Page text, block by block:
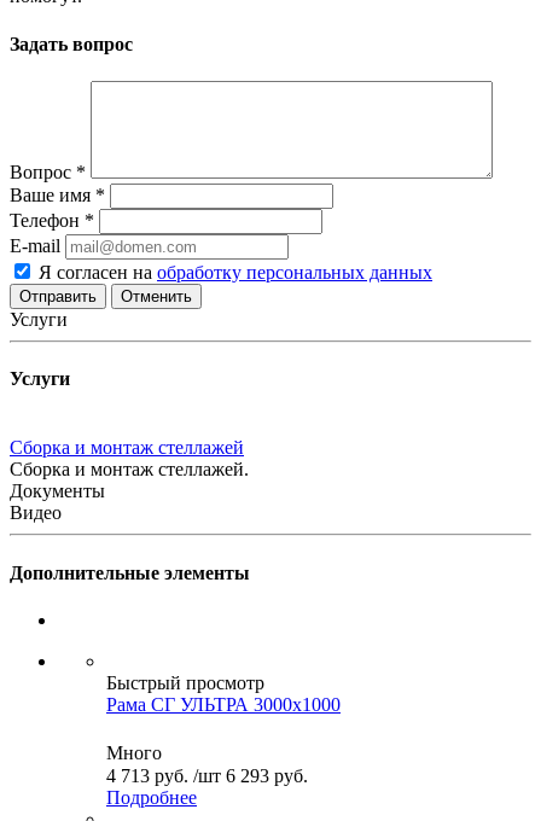
Задать вопрос
Вопрос *
Ваше имя *
Телефон *
E-mail
Я согласен на обработку персональных данных
Отменить
Услуги
Услуги
Сборка и монтаж стеллажей
Сборка и монтаж стеллажей.
Документы
Видео
Дополнительные элементы
Быстрый просмотр
Рама СГ УЛЬТРА 3000x1000
Много
4 713 руб. /шт 6 293 руб.
Подробнее